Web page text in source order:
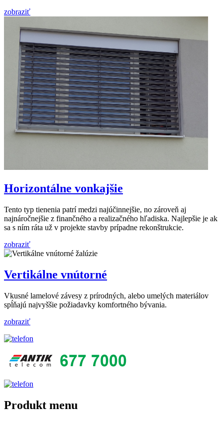
zobraziť
Horizontálne vonkajšie
Tento typ tienenia patrí medzi najúčinnejšie, no zároveň aj
najnáročnejšie z finančného a realizačného hľadiska. Najlepšie je ak
sa s ním ráta už v projekte stavby prípadne rekonštrukcie.
zobraziť
Vertikálne vnútorné
Vkusné lamelové závesy z prírodných, alebo umelých materiálov
spĺňajú najvyššie požiadavky komfortného bývania.
zobraziť
Produkt menu